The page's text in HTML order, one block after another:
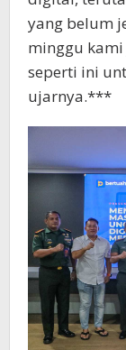
yang belum
minggu
seperti ini
ujarnya.***